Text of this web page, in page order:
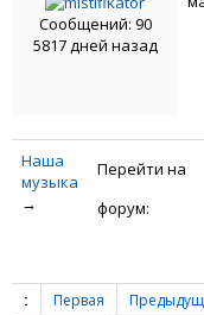
Сообщений: 90
5817 дней назад
Наша
музыка
→
Перейти на
форум:
: Первая